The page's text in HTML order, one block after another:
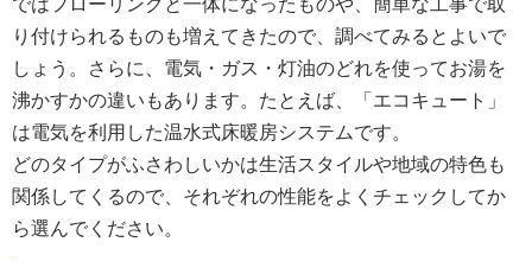
ではフローリングと一体になったものや、簡単な工事で取
り付けられるものも増えてきたので、調べてみるとよいで
しょう。さらに、電気・ガス・灯油のどれを使ってお湯を
沸かすかの違いもあります。たとえば、「エコキュート」
は電気を利用した温水式床暖房システムです。
どのタイプがふさわしいかは生活スタイルや地域の特色も
関係してくるので、それぞれの性能をよくチェックしてか
ら選んでください。